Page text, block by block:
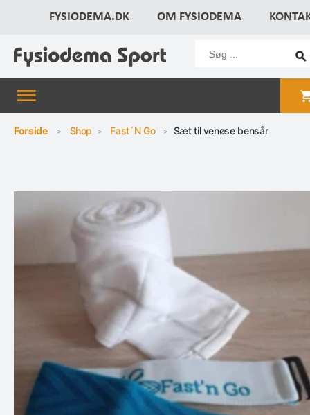
FYSIODEMA.DK OM FYSIODEMA
Forside Shop Fast´N Go Sæt til venøse bensår